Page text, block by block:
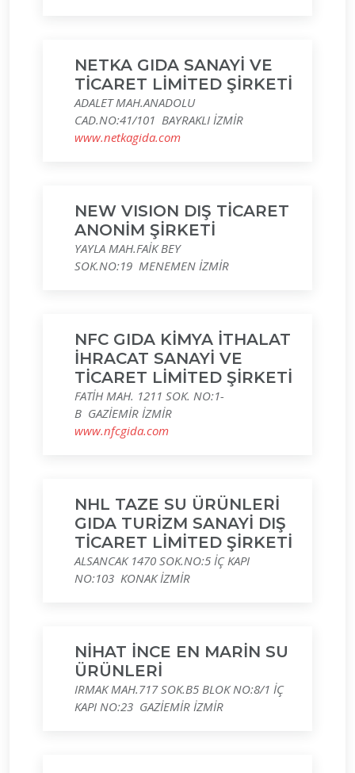
NETKA GIDA SANAYİ VE
TİCARET LİMİTED ŞİRKETİ
ADALET MAH.ANADOLU
CAD.NO:41/101 BAYRAKLI İZMİR
www.netkagida.com
NEW VISION DIŞ TİCARET
ANONİM ŞİRKETİ
YAYLA MAH.FAİK BEY
SOK.NO:19 MENEMEN İZMİR
NFC GIDA KİMYA İTHALAT
İHRACAT SANAYİ VE
TİCARET LİMİTED ŞİRKETİ
FATİH MAH. 1211 SOK. NO:1-
B GAZİEMİR İZMİR
www.nfcgida.com
NHL TAZE SU ÜRÜNLERİ
GIDA TURİZM SANAYİ DIŞ
TİCARET LİMİTED ŞİRKETİ
ALSANCAK 1470 SOK.NO:5 İÇ KAPI
NO:103 KONAK İZMİR
NİHAT İNCE EN MARİN SU
ÜRÜNLERİ
IRMAK MAH.717 SOK.B5 BLOK NO:8/1 İÇ
KAPI NO:23 GAZİEMİR İZMİR